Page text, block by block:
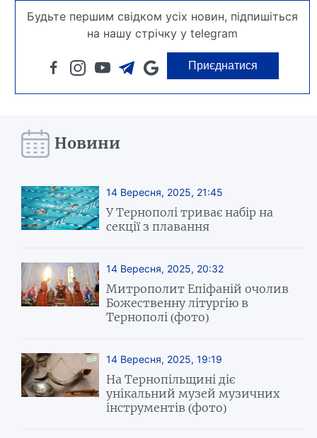
Будьте першим свідком усіх новин, підпишіться
на нашу стрічку у telegram
Приєднатися
Новини
14 Вересня, 2025, 21:45
У Тернополі триває набір на
секції з плавання
14 Вересня, 2025, 20:32
Митрополит Епіфаній очолив
Божественну літургію в
Тернополі (фото)
14 Вересня, 2025, 19:19
На Тернопільщині діє
унікальний музей музичних
інструментів (фото)